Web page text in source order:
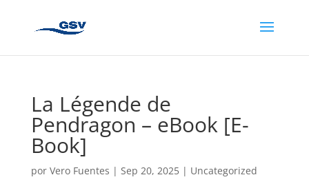
La Légende de
Pendragon – eBook [E-
Book]
por Vero Fuentes | Sep 20, 2025| Uncategorized